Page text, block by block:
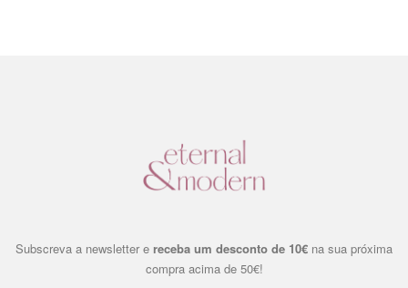
Subscreva a newsletter e receba um desconto de 10€ na sua próxima
compra acima de 50€!